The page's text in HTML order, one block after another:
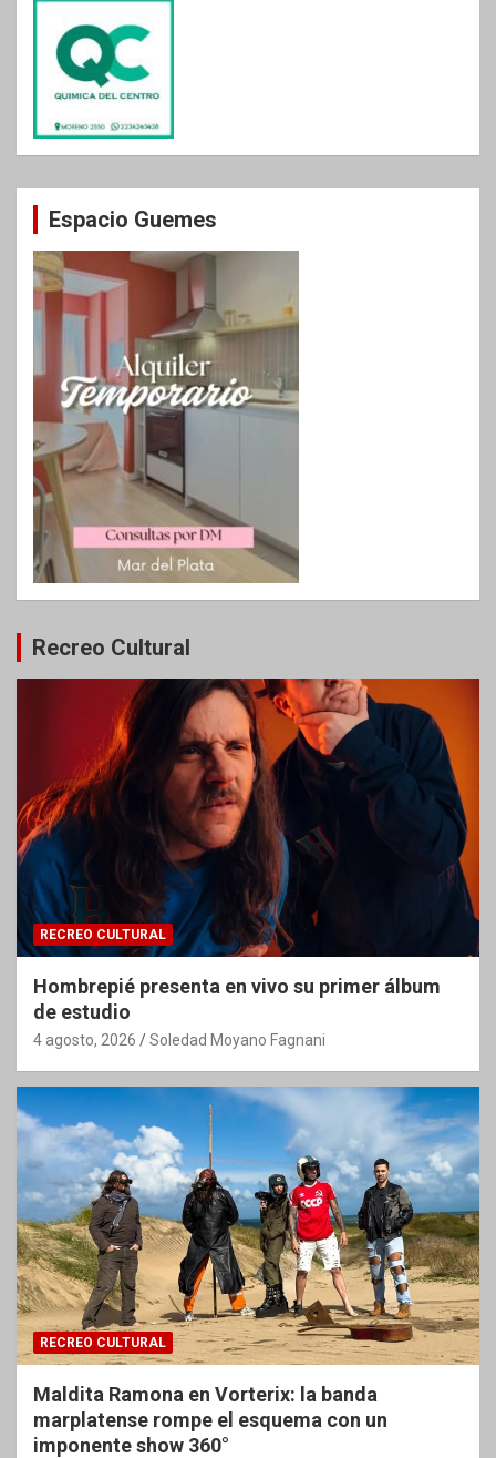
Espacio Guemes
Recreo Cultural
RECREO CULTURAL
Hombrepié presenta en vivo su primer álbum
de estudio
4 agosto, 2026 Soledad Moyano Fagnani
RECREO CULTURAL
Maldita Ramona en Vorterix: la banda
marplatense rompe el esquema con un
imponente show 360°